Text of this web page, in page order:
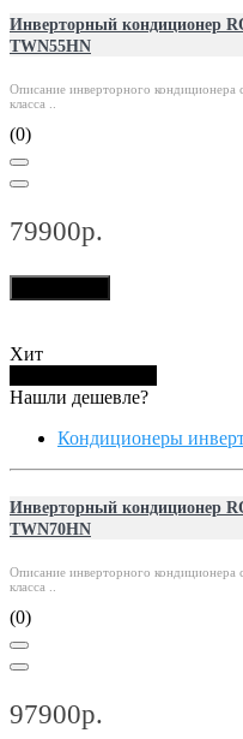
Инверторный кондиционер
TWN55HN
Описание инверторного
класса ..
(0)
79900р.
Хит
Нашли дешевле?
Кондиционеры
Инверторный кондиционер
TWN70HN
Описание инверторного
класса ..
(0)
97900р.